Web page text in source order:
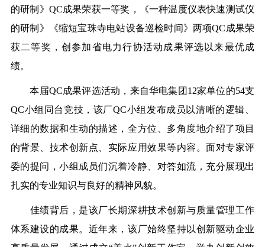
的研制》QC成果荣获一等奖，《一种温度仪表快速测试仪
的研制》《缩短宝珠寺电站设备巡检时间》两项QC成果荣
获二等奖，创参加省电力行协活动成果评选以来最优成
绩。
本届QC成果评选活动，来自华电集团12家单位的54支
QC小组同台竞技，该厂QC小组发布成员以清晰的逻辑、
详细的数据和生动的描述，全方位、多角度地介绍了项目
的背景、技术创新点、实际应用效果等内容。面对专家评
委的提问，小组成员们沉着冷静、对答如流，充分展现出
扎实的专业知识与良好的精神风貌。
佳绩背后，是该厂长期深耕技术创新与质量管理工作
体系建设的成果。近年来，该厂始终坚持以创新驱动企业